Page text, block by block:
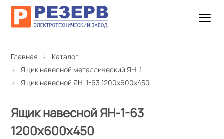
Главная
Каталог
Ящик навесной металлический ЯН-1
Ящик навесной ЯН-1-63 1200х600х450
Ящик навесной ЯН-1-63
1200х600х450